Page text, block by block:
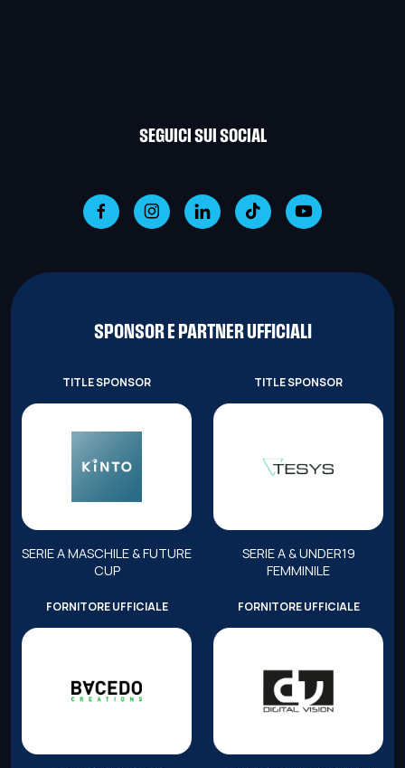
SEGUICI SUI SOCIAL
SPONSOR E PARTNER UFFICIALI
TITLE SPONSOR
SERIE A MASCHILE & FUTURE
CUP
TITLE SPONSOR
SERIE A & UNDER19
FEMMINILE
FORNITORE UFFICIALE FORNITORE UFFICIALE